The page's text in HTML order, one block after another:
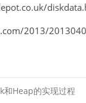
2013/
和Heap的实现过程